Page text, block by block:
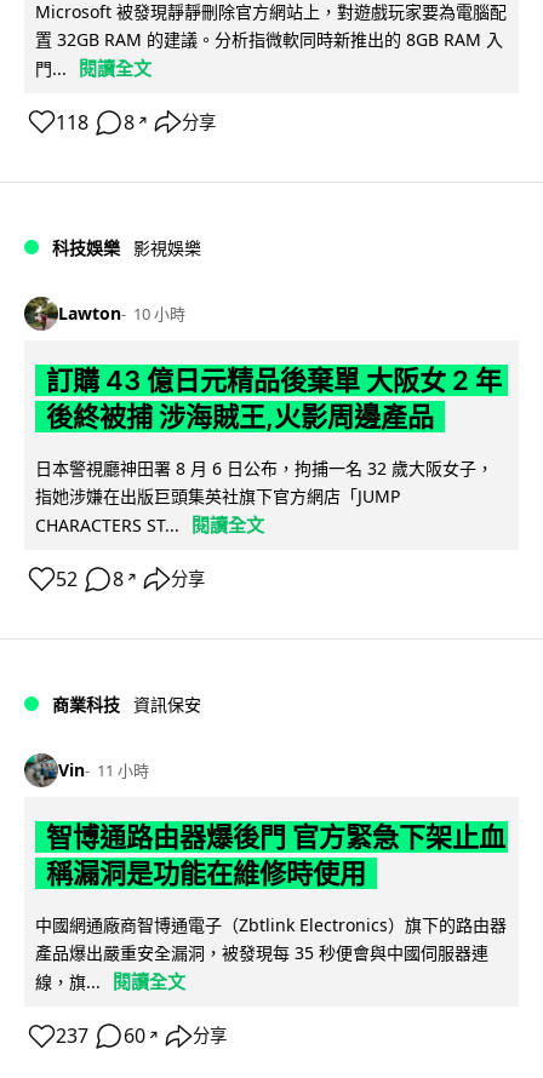
Microsoft 被發現靜靜刪除官方網站上，對遊戲玩家要為電腦配
置 32GB RAM 的建議。分析指微軟同時新推出的 8GB RAM 入
門...
閱讀全文
118 8 ↗ 分享
科技娛樂 影視娛樂
Lawton 10 小時
訂購 43 億日元精品後棄單 大阪女 2 年
後終被捕 涉海賊王,火影周邊產品
日本警視廳神田署 8 月 6 日公布，拘捕一名 32 歲大阪女子，
指她涉嫌在出版巨頭集英社旗下官方網店「JUMP
CHARACTERS ST...
閱讀全文
52 8 ↗ 分享
商業科技 資訊保安
Vin 11 小時
智博通路由器爆後門 官方緊急下架止血
稱漏洞是功能在維修時使用
中國網通廠商智博通電子（Zbtlink Electronics）旗下的路由器
產品爆出嚴重安全漏洞，被發現每 35 秒便會與中國伺服器連
線，旗...
閱讀全文
237 60 ↗ 分享